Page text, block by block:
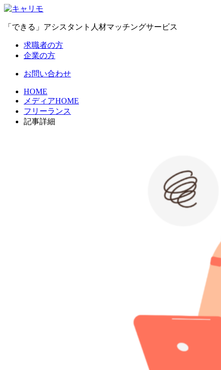
「できる」アシスタント人材マッチングサービス
求職者の方
企業の方
お問い合わせ
HOME
メディアHOME
フリーランス
記事詳細